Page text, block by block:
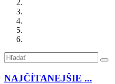
NAJČÍTANEJŠIE ...